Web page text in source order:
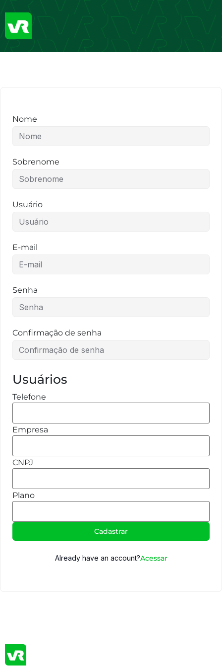
Nome
Sobrenome
Usuário
E-mail
Senha
Confirmação de senha
Usuários
Telefone
Empresa
CNPJ
Plano
Cadastrar
Already have an account?Acessar